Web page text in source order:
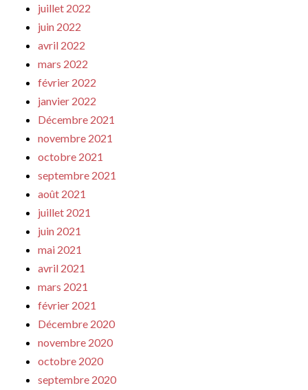
juillet 2022
juin 2022
avril 2022
mars 2022
février 2022
janvier 2022
Décembre 2021
novembre 2021
octobre 2021
septembre 2021
août 2021
juillet 2021
juin 2021
mai 2021
avril 2021
mars 2021
février 2021
Décembre 2020
novembre 2020
octobre 2020
septembre 2020